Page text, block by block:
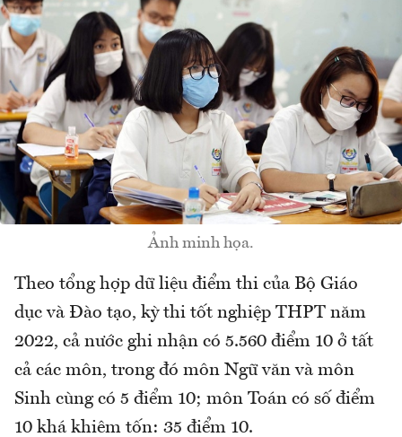
Ảnh minh họa.
Theo tổng hợp dữ liệu điểm thi của Bộ Giáo
dục và Đào tạo, kỳ thi tốt nghiệp THPT năm
2022, cả nước ghi nhận có 5.560 điểm 10 ở tất
cả các môn, trong đó môn Ngữ văn và môn
Sinh cùng có 5 điểm 10; môn Toán có số điểm
10 khá khiêm tốn: 35 điểm 10.